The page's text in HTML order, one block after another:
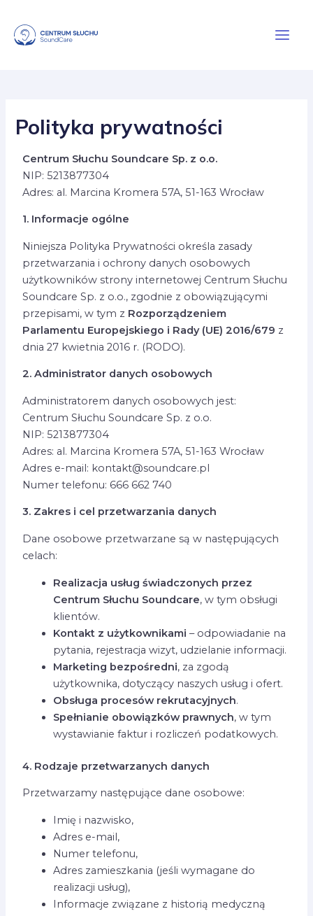
content
Menu
Polityka prywatności
Centrum Słuchu Soundcare Sp. z o.o.
NIP: 5213877304
Adres: al. Marcina Kromera 57A, 51-163 Wrocław
1. Informacje ogólne
Niniejsza Polityka Prywatności określa zasady
przetwarzania i ochrony danych osobowych
użytkowników strony internetowej Centrum Słuchu
Soundcare Sp. z o.o., zgodnie z obowiązującymi
przepisami, w tym z Rozporządzeniem
Parlamentu Europejskiego i Rady (UE) 2016/679 z
dnia 27 kwietnia 2016 r. (RODO).
2. Administrator danych osobowych
Administratorem danych osobowych jest:
Centrum Słuchu Soundcare Sp. z o.o.
NIP: 5213877304
Adres: al. Marcina Kromera 57A, 51-163 Wrocław
Adres e-mail: kontakt@soundcare.pl
Numer telefonu: 666 662 740
3. Zakres i cel przetwarzania danych
Dane osobowe przetwarzane są w następujących
celach:
Realizacja usług świadczonych przez
Centrum Słuchu Soundcare, w tym obsługi
klientów.
Kontakt z użytkownikami – odpowiadanie na
pytania, rejestracja wizyt, udzielanie informacji.
Marketing bezpośredni, za zgodą
użytkownika, dotyczący naszych usług i ofert.
Obsługa procesów rekrutacyjnych.
Spełnianie obowiązków prawnych, w tym
wystawianie faktur i rozliczeń podatkowych.
4. Rodzaje przetwarzanych danych
Przetwarzamy następujące dane osobowe:
Imię i nazwisko,
Adres e-mail,
Numer telefonu,
Adres zamieszkania (jeśli wymagane do
realizacji usług),
Informacje związane z historią medyczną